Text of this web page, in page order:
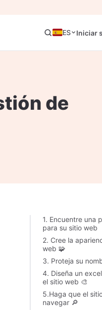
ES Iniciar
de
1. Encuentre una
para su sitio web
2. Cree la
web 🧩
3. Proteja su
4. Diseña un
el sitio web 🎨
5.Haga que el
navegar 🔎